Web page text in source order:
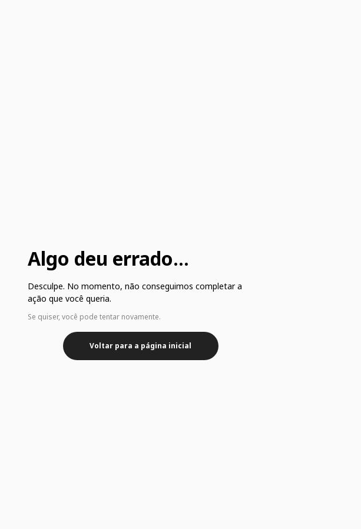
Algo deu errado...
Desculpe. No momento, não conseguimos completar a
ação que você queria.
Se quiser, você pode tentar novamente.
Voltar para a página inicial